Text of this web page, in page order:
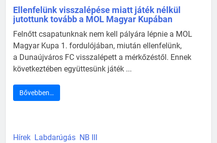
Ellenfelünk visszalépése miatt játék nélkül
jutottunk tovább a MOL Magyar Kupában
Felnőtt csapatunknak nem kell pályára lépnie a MOL
Magyar Kupa 1. fordulójában, miután ellenfelünk,
a Dunaújváros FC visszalépett a mérkőzéstől. Ennek
következtében együttesünk játék ...
Bővebben…
Hírek Labdarúgás NB III